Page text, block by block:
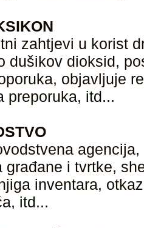
zahtjevi u korist
dušikov dioksid,
objavljuje
preporuka, itd...
građane i tvrtke,
inventara,
itd...